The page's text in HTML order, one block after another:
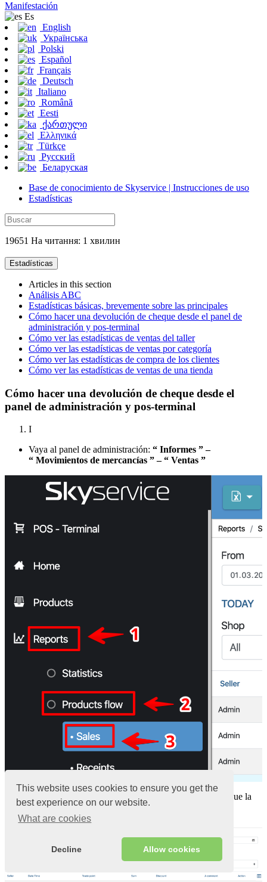
This website uses cookies to ensure you get the
best experience on our website.
What are cookies
Decline Allow cookies
Manifestación
Es
English
Українська
Polski
Español
Français
Deutsch
Italiano
Română
Eesti
ქართული
Ελληνικά
Türkçe
Русский
Беларуская
Base de conocimiento de Skyservice | Instrucciones de uso
Estadísticas
19651 На читання: 1 хвилин
Estadísticas
Articles in this section
Análisis ABC
Estadísticas básicas, brevemente sobre las principales
Cómo hacer una devolución de cheque desde el panel de
administración y pos-terminal
Cómo ver las estadísticas de ventas del taller
Cómo ver las estadísticas de ventas por categoría
Cómo ver las estadísticas de compra de los clientes
Cómo ver las estadísticas de ventas de una tienda
Cómo hacer una devolución de cheque desde el
panel de administración y pos-terminal
I
Vaya al panel de administración: “ Informes ” –
“ Movimientos de mercancías ” – “ Ventas ”
Elija «Punto de implementación», «Cambiar»
, busque la
verificación que necesitamos y haga clic en ella